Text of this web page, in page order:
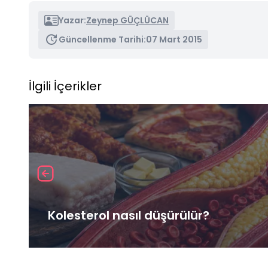
Yazar:Zeynep GÜÇLÜCAN
Güncellenme Tarihi:07 Mart 2015
İlgili İçerikler
Kolesterol nasıl düşürülür?